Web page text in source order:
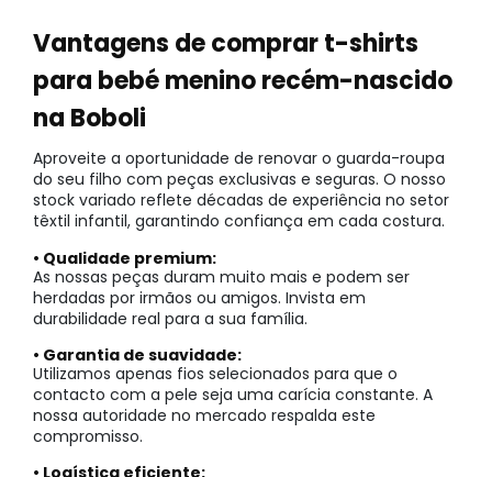
Vantagens de comprar t-shirts
para bebé menino recém-nascido
na Boboli
Aproveite a oportunidade de renovar o guarda-roupa
do seu filho com peças exclusivas e seguras. O nosso
stock variado reflete décadas de experiência no setor
têxtil infantil, garantindo confiança em cada costura.
• Qualidade premium:
As nossas peças duram muito mais e podem ser
herdadas por irmãos ou amigos. Invista em
durabilidade real para a sua família.
• Garantia de suavidade:
Utilizamos apenas fios selecionados para que o
contacto com a pele seja uma carícia constante. A
nossa autoridade no mercado respalda este
compromisso.
• Logística eficiente: